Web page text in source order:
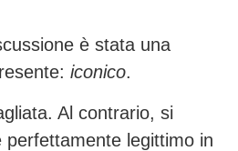
è stata una
iconico.
Al contrario, si
legittimo in